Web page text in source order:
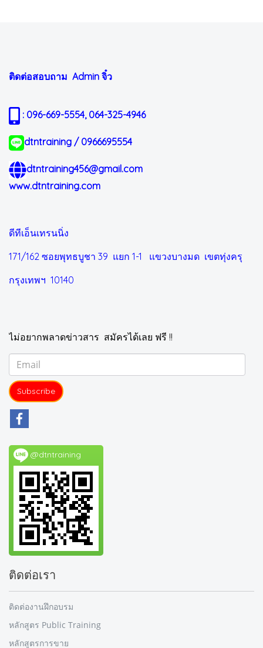
ติดต่อสอบถาม Admin จิ๋ว
: 096-669-5554, 064-325-4946
dtntraining / 0966695554
dtntraining456@gmail.com
www.dtntraining.com
ดีทีเอ็นเทรนนิ่ง
171/162 ซอยพุทธบูชา 39 แยก 1-1 แขวงบางมด เขตทุ่งครุ
กรุงเทพฯ 10140
ไม่อยากพลาดข่าวสาร สมัครได้เลย ฟรี !!
Subscribe
@dtntraining
ติดต่อเรา
ติดต่องานฝึกอบรม
หลักสูตร Public Training
หลักสูตรการขาย